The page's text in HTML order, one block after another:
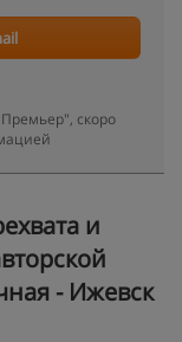
скоро
и
- Ижевск